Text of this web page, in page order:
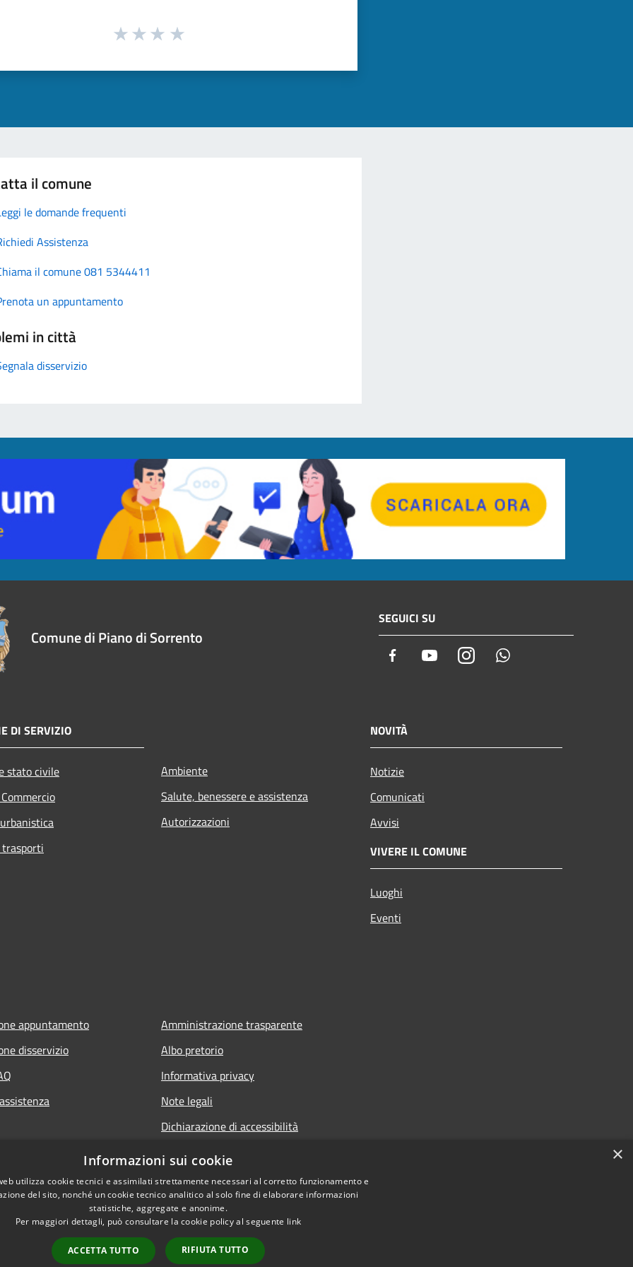
il comune
le domande frequenti
Assistenza
il comune 081 5344411
un appuntamento
in città
disservizio
Comune di Piano di Sorrento
SEGUICI SU
Facebook YoutubeInstagram
DI SERVIZIO
stato civile
Ambiente
Salute, benessere e assistenza
Autorizzazioni
NOVITÀ
Notizie
Comunicati
Avvisi
VIVERE IL COMUNE
Luoghi
Eventi
appuntamento
disservizio
Amministrazione trasparente
Albo pretorio
Informativa privacy
Note legali
Dichiarazione di accessibilità
Copyright © 2026 • Comune di Piano di Sorrento • Powered by
×
Informazioni sui cookie
utilizza cookie tecnici e assimilati strettamente necessari al corretto funzionamento e
del sito, nonché un cookie tecnico analitico al solo fine di elaborare informazioni
statistiche, aggregate e anonime.
Per maggiori dettagli, può consultare la cookie policy al seguente link
ACCETTA TUTTO RIFIUTA TUTTO